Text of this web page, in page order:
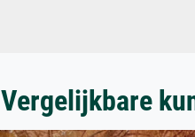
Vergelijkbare